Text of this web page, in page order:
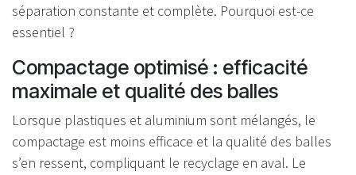
séparation constante et complète. Pourquoi est-ce
essentiel ?
Compactage optimisé : efficacité
maximale et qualité des balles
Lorsque plastiques et aluminium sont mélangés, le
compactage est moins efficace et la qualité des balles
s’en ressent, compliquant le recyclage en aval. Le